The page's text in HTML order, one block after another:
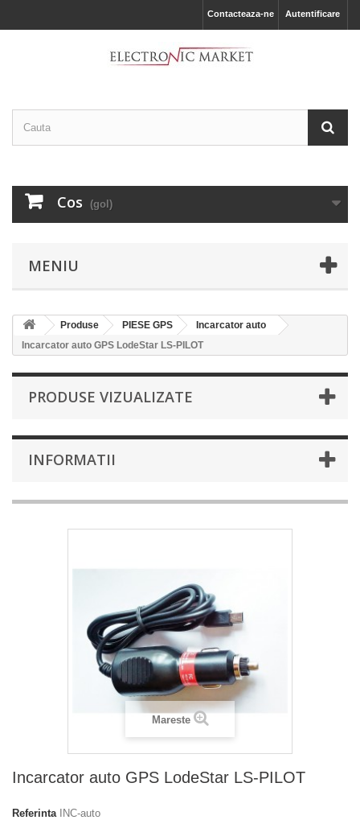
Autentificare
Contacteaza-ne
Cos (gol)
MENIU
Produse PIESE GPS
Incarcator auto
Incarcator auto GPS LodeStar LS-PILOT
PRODUSE VIZUALIZATE
INFORMATII
Mareste
Incarcator auto GPS LodeStar LS-PILOT
Referinta
INC-auto